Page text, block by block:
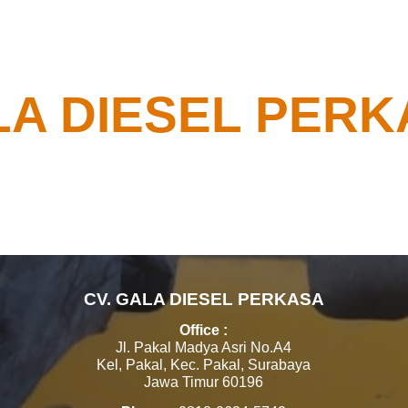
DIESEL
CV. GALA DIESEL PERKASA
Office :
Jl. Pakal Madya Asri No.A4
Kel, Pakal, Kec. Pakal, Surabaya
Jawa Timur 60196